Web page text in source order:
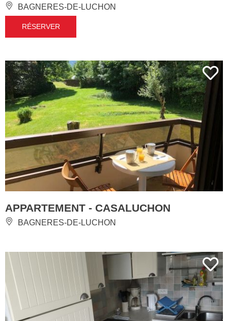
BAGNERES-DE-LUCHON
RÉSERVER
APPARTEMENT - CASALUCHON
BAGNERES-DE-LUCHON